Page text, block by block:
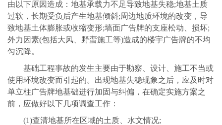
由以下原因造成：地基承载力不足导致地基失稳;地基土质
过软，长期受负后产生地基倾斜;周边地质环境的改变，导
致地基土体膨胀或收缩变形;墙面广告牌的支座松动、损坏;
外力因素(包括大风、野蛮施工等)造成的楼宇广告牌的不均
匀沉降。
基础工程事故的发生主要由于勘察、设计、施工不当或
使用环境改变而引起的。出现地基失稳现象之后，应及时对
单立柱广告牌地基础进行加固与纠偏，在确定实施方案之
前，应做好以下几项调查工作：
(1)查清地基所在区域的土质、水文情况;